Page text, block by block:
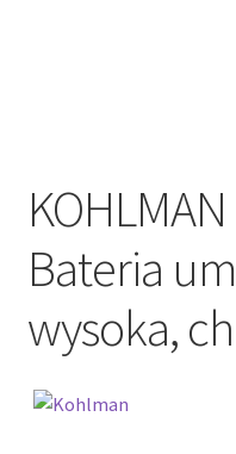
KOHLMAN
Bateria
wysoka,